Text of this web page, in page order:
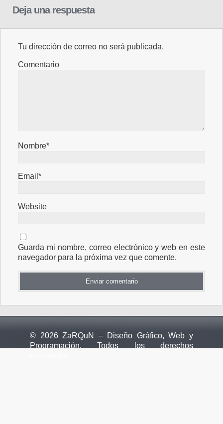
Deja una respuesta
Tu dirección de correo no será publicada.
Comentario
Nombre*
Email*
Website
Guarda mi nombre, correo electrónico y web en este
navegador para la próxima vez que comente.
© 2026 ZaRQuN – Diseño Gráfico, Web y
Programación. Todos los derechos